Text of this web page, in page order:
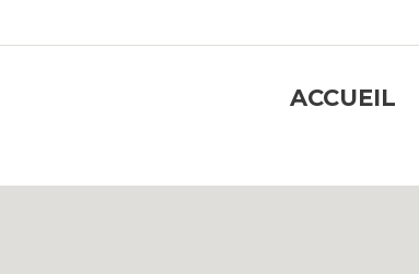
ACCUEIL